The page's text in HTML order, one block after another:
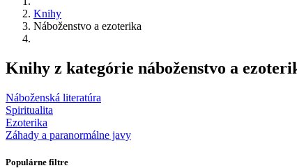
Knihy
Náboženstvo a ezoterika
Knihy z kategórie náboženstvo a
Náboženská literatúra
Spiritualita
Ezoterika
Záhady a paranormálne javy
Populárne filtre